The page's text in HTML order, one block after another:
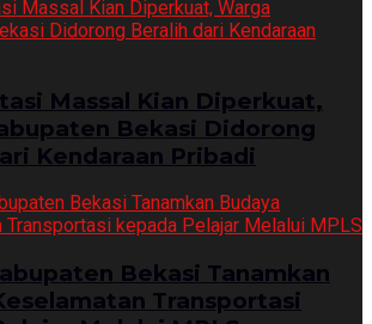
Massal Kian Diperkuat,
Bekasi Didorong
Kendaraan Pribadi
Bekasi Tanamkan
Transportasi